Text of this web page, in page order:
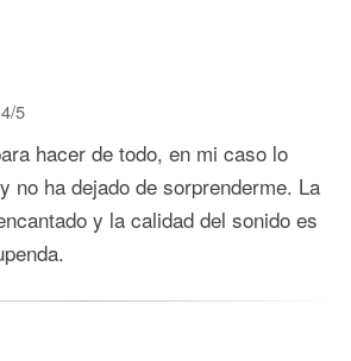
5
hacer de todo, en mi caso lo
no ha dejado de sorprenderme. La
y la calidad del sonido es